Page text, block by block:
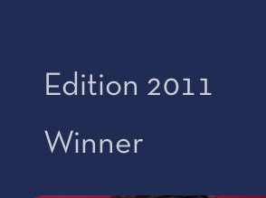
Edition 2011
Winner